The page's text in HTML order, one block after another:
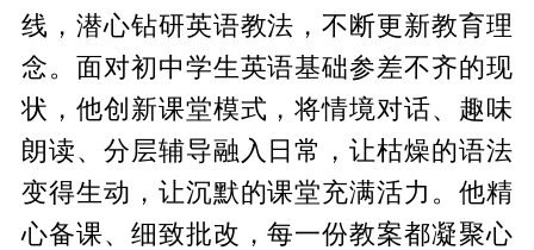
线，潜心钻研英语教法，不断更新教育理
念。面对初中学生英语基础参差不齐的现
状，他创新课堂模式，将情境对话、趣味
朗读、分层辅导融入日常，让枯燥的语法
变得生动，让沉默的课堂充满活力。他精
心备课、细致批改，每一份教案都凝聚心